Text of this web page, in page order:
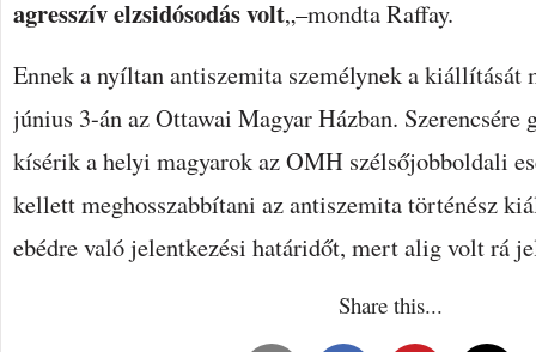
agresszív elzsidósodás volt„–mondta Raffay.
Ennek a nyíltan antiszemita személynek a kiállítását
június 3-án az Ottawai Magyar Házban. Szerencsére
kísérik a helyi magyarok az OMH szélsőjobboldali
kellett meghosszabbítani az antiszemita történész
ebédre való jelentkezési határidőt, mert alig volt rá
Share this...